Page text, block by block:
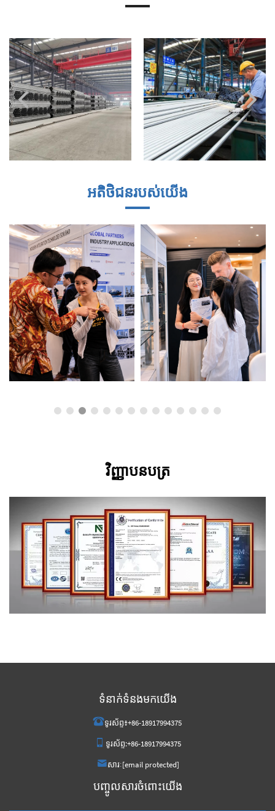
អតិថិជនរបស់យើង
វិញ្ញាបនបត្រ
ទំនាក់ទំនងមកយើង
ទូរស័ព្ទ៖+86-18917994375
ទូរស័ព្ទ:+86-18917994375
សារៈ[email protected]
បញ្ចូលសារចំពោះយើង